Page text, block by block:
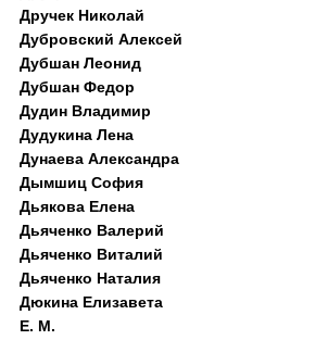
Дручек Николай
Дубровский Алексей
Дубшан Леонид
Дубшан Федор
Дудин Владимир
Дудукина Лена
Дунаева Александра
Дымшиц София
Дьякова Елена
Дьяченко Валерий
Дьяченко Виталий
Дьяченко Наталия
Дюкина Елизавета
Е. М.